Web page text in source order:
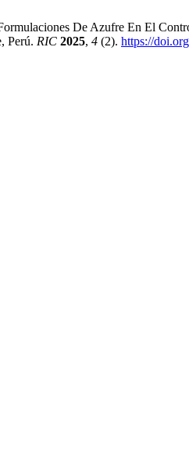
De Azufre En El
Perú. RIC 2025, 4 (2). https://